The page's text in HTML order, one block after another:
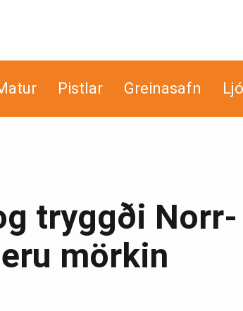
Pistlar Greinasafn
tryggði Norr­
mörkin